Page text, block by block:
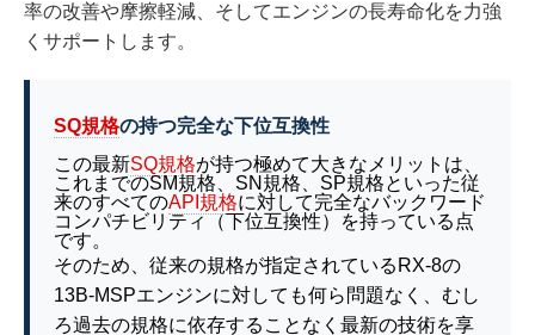
率の改善や摩擦軽減、そしてエンジンの長寿命化を力強
くサポートします。
SQ規格の持つ完全な下位互換性
この最新SQ規格が持つ極めて大きなメリットは、
これまでのSM規格、SN規格、SP規格といった従
来のすべてのAPI規格に対して完全なバックワード
コンパチビリティ（下位互換性）を持っている点
です。
そのため、従来の規格が指定されているRX-8の
13B-MSPエンジンに対しても何ら問題なく、むし
ろ過去の規格に依存することなく最新の技術を享